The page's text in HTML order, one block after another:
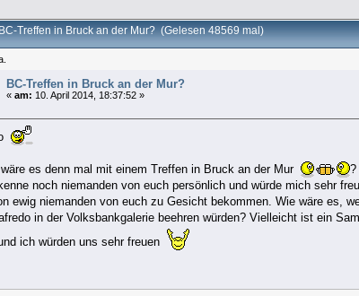
Treffen in Bruck an der Mur? (Gelesen 48569 mal)
BC-Treffen in Bruck an der Mur?
«am: 10. April 2014, 18:37:52 »
es denn mal mit einem Treffen in Bruck an der Mur
?
noch niemanden von euch persönlich und würde mich sehr
ewig niemanden von euch zu Gesicht bekommen. Wie wäre es,
in der Volksbankgalerie beehren würden? Vielleicht ist ein
ich würden uns sehr freuen